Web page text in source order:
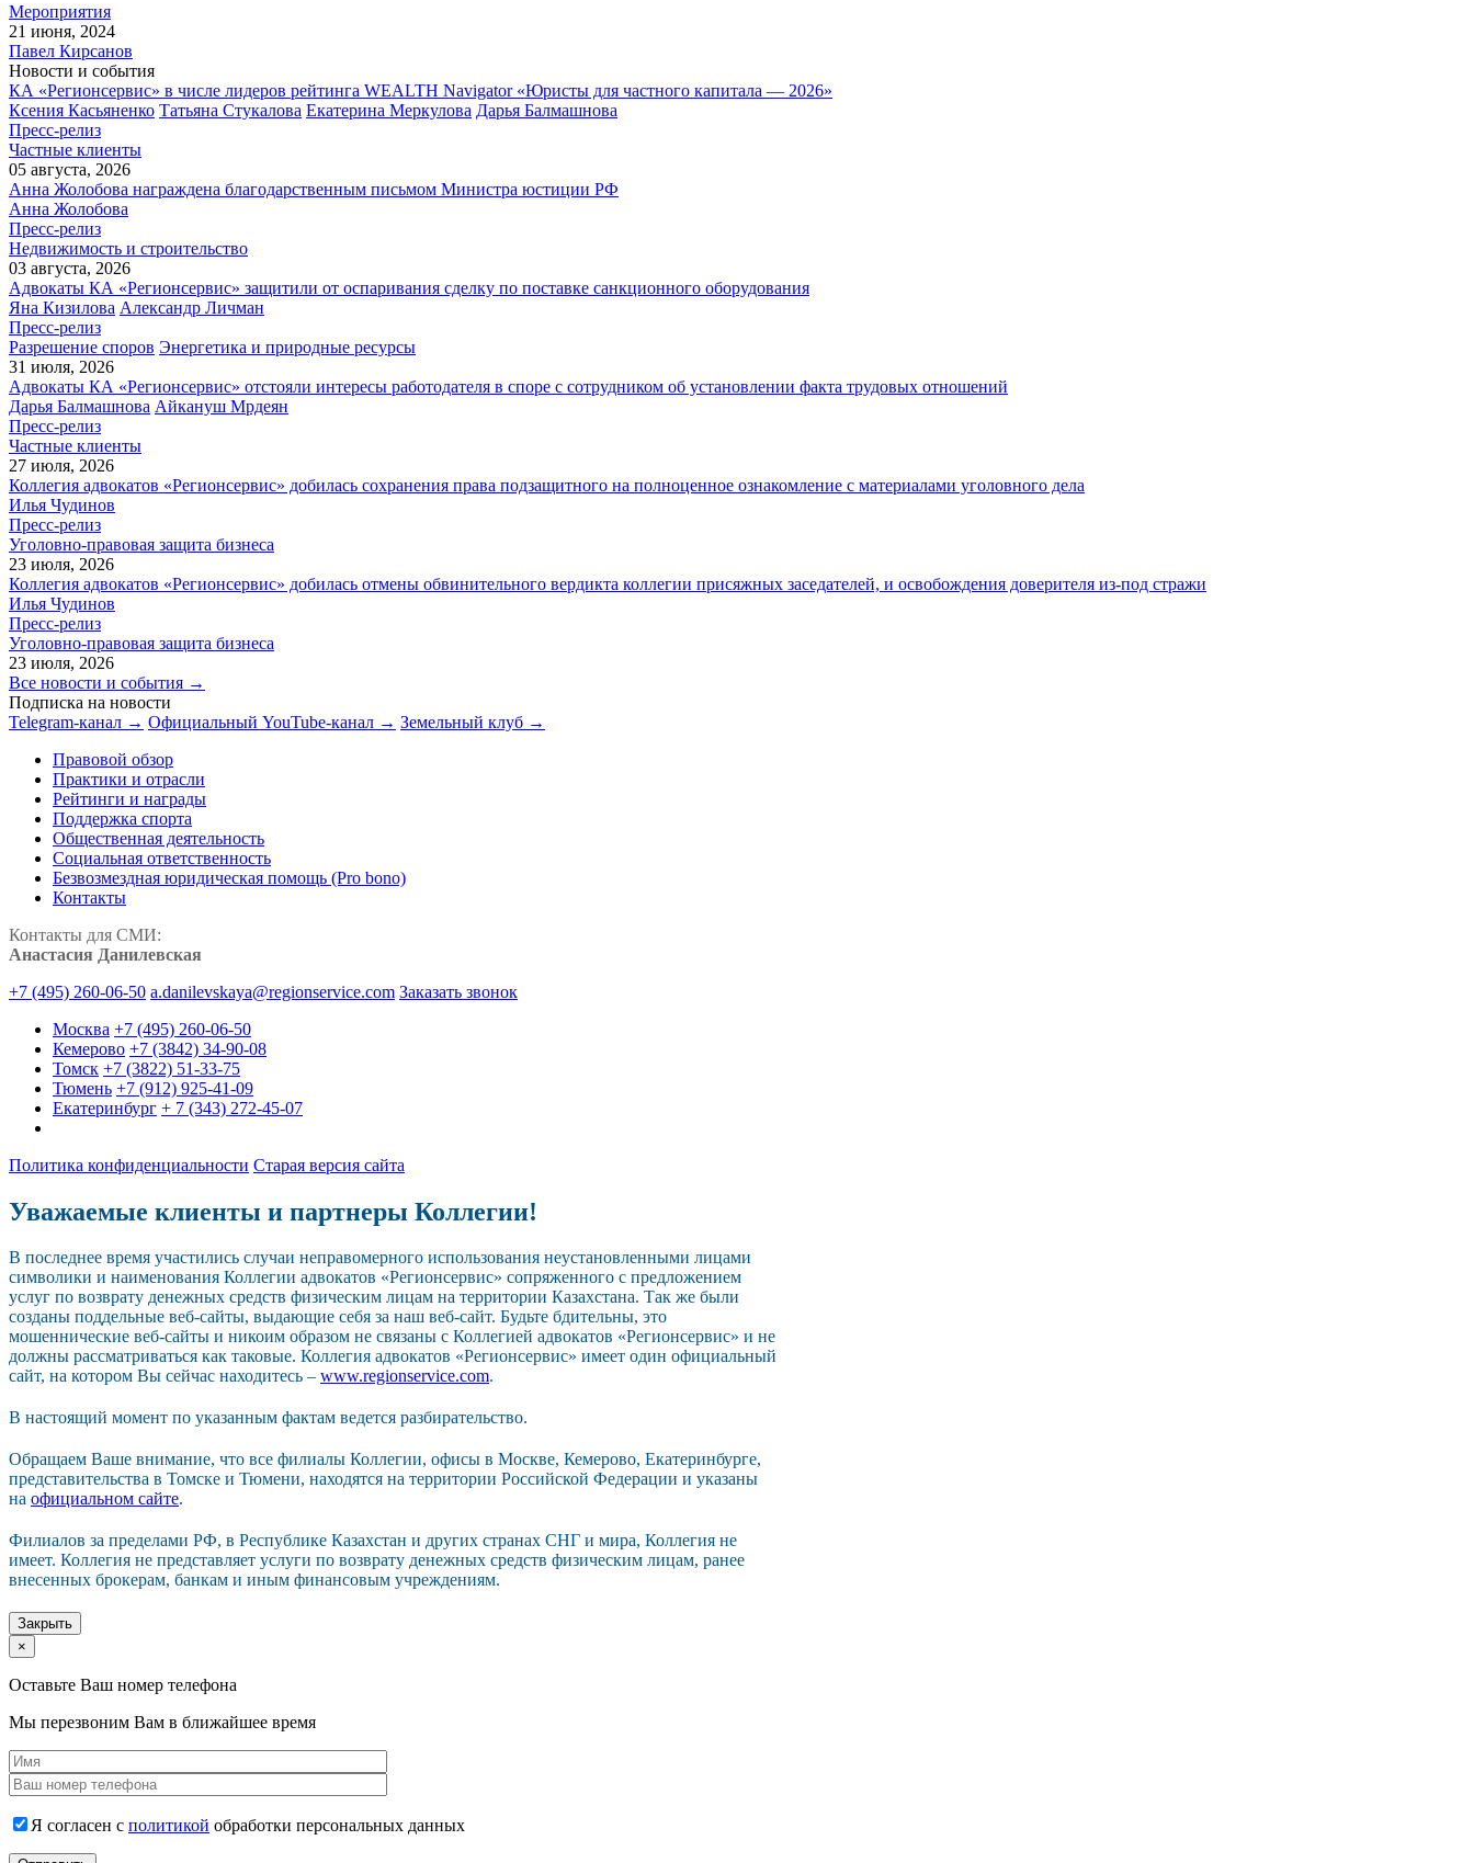
Мероприятия
21 июня, 2024
Павел Кирсанов
Новости и события
КА «Регионсервис» в числе лидеров рейтинга WEALTH Navigator «Юристы для частного капитала — 2026»
Ксения Касьяненко Татьяна Стукалова Екатерина Меркулова Дарья Балмашнова
Пресс-релиз
Частные клиенты
05 августа, 2026
Анна Жолобова награждена благодарственным письмом Министра юстиции РФ
Анна Жолобова
Пресс-релиз
Недвижимость и строительство
03 августа, 2026
Адвокаты КА «Регионсервис» защитили от оспаривания сделку по поставке санкционного оборудования
Яна Кизилова Александр Личман
Пресс-релиз
Разрешение споров Энергетика и природные ресурсы
31 июля, 2026
Адвокаты КА «Регионсервис» отстояли интересы работодателя в споре с сотрудником об установлении факта трудовых отношений
Дарья Балмашнова Айкануш Мрдеян
Пресс-релиз
Частные клиенты
27 июля, 2026
Коллегия адвокатов «Регионсервис» добилась сохранения права подзащитного на полноценное ознакомление с материалами уголовного дела
Илья Чудинов
Пресс-релиз
Уголовно-правовая защита бизнеса
23 июля, 2026
Коллегия адвокатов «Регионсервис» добилась отмены обвинительного вердикта коллегии присяжных заседателей, и освобождения доверителя из-под стражи
Илья Чудинов
Пресс-релиз
Уголовно-правовая защита бизнеса
23 июля, 2026
Все новости и события →
Подписка на новости
Telegram-канал → Официальный YouTube-канал → Земельный клуб →
Правовой обзор
Практики и отрасли
Рейтинги и награды
Поддержка спорта
Общественная деятельность
Социальная ответственность
Безвозмездная юридическая помощь (Pro bono)
Контакты
Контакты для СМИ:
Анастасия Данилевская
+7 (495) 260-06-50 a.danilevskaya@regionservice.com Заказать звонок
Москва +7 (495) 260-06-50
Кемерово +7 (3842) 34-90-08
Томск +7 (3822) 51-33-75
Тюмень +7 (912) 925-41-09
Екатеринбург + 7 (343) 272-45-07
Политика конфиденциальности Старая версия сайта
Уважаемые клиенты и партнеры Коллегии!
В последнее время участились случаи неправомерного использования неустановленными лицами
символики и наименования Коллегии адвокатов «Регионсервис» сопряженного с предложением
услуг по возврату денежных средств физическим лицам на территории Казахстана. Так же были
созданы поддельные веб-сайты, выдающие себя за наш веб-сайт. Будьте бдительны, это
мошеннические веб-сайты и никоим образом не связаны с Коллегией адвокатов «Регионсервис» и не
должны рассматриваться как таковые. Коллегия адвокатов «Регионсервис» имеет один официальный
сайт, на котором Вы сейчас находитесь – www.regionservice.com.
В настоящий момент по указанным фактам ведется разбирательство.
Обращаем Ваше внимание, что все филиалы Коллегии, офисы в Москве, Кемерово, Екатеринбурге,
представительства в Томске и Тюмени, находятся на территории Российской Федерации и указаны
на официальном сайте.
Филиалов за пределами РФ, в Республике Казахстан и других странах СНГ и мира, Коллегия не
имеет. Коллегия не представляет услуги по возврату денежных средств физическим лицам, ранее
внесенных брокерам, банкам и иным финансовым учреждениям.
Закрыть
×
Оставьте Ваш номер телефона
Мы перезвоним Вам в ближайшее время
Я согласен с политикой обработки персональных данных